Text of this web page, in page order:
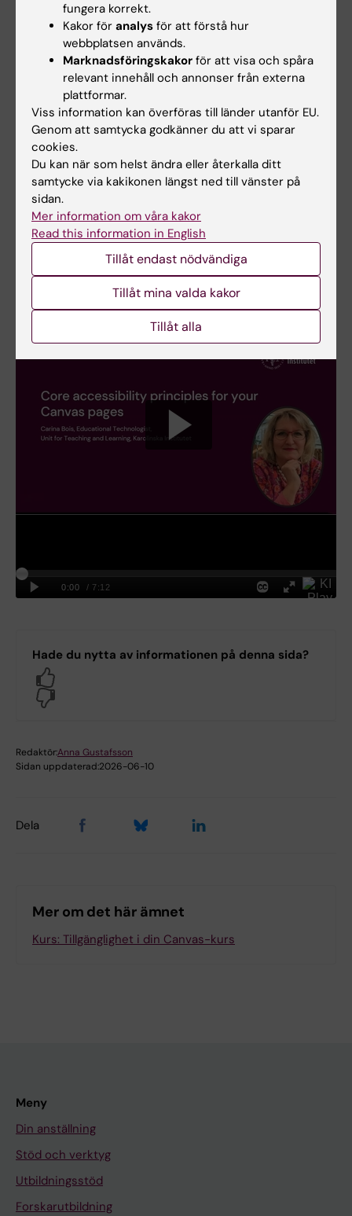
innebär att filmer som du skapar för dina
kurser måste ha undertexter.
5. Lägg till alternativ text till bilder
Alternativ text, eller ”alt-text”, kan läsas av
tekniska hjälpmedel, vilket gör att fler i din
målgrupp får tillgång till ditt innehåll. Vi
rekommenderar att du lägger till alt-texter till
dina bilder på dina Canvas-sidor.
Video som beskriver dessa fem
Hade du nytta av informationen på denna sida?
Redaktör:Anna Gustafsson
Sidan uppdaterad:2026-06-10
Dela
Mer om det här ämnet
Kurs: Tillgänglighet i din Canvas-kurs
Meny
Din anställning
Stöd och verktyg
Utbildningsstöd
Forskarutbildning
fungera korrekt.
Kakor för analys för att förstå hur
webbplatsen används.
Marknadsföringskakor för att visa och spåra
relevant innehåll och annonser från externa
plattformar.
Viss information kan överföras till länder utanför EU.
Genom att samtycka godkänner du att vi sparar
cookies.
Du kan när som helst ändra eller återkalla ditt
samtycke via kakikonen längst ned till vänster på
sidan.
Mer information om våra kakor
Read this information in English
Tillåt endast nödvändiga
Tillåt mina valda kakor
Tillåt alla